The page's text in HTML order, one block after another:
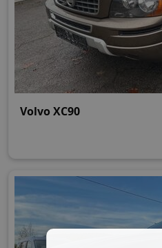
Volvo XC90